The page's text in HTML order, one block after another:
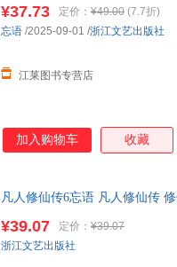
¥37.73 定价： ¥49.00 (7.7折)
江莱图书专营店
忘语 /2025-09-01 /浙江文艺出版社
加入购物车 收藏
凡人修仙传6忘语 凡人修仙传
拍
¥39.07 定价： ¥39.07
浙江文艺出版社